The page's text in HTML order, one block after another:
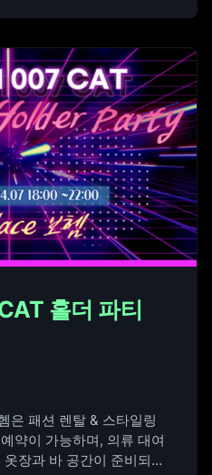
홀더 파티
은 패션 렌탈 & 스타일링
약이 가능하며, 의류 대여
장과 바 공간이 준비되어